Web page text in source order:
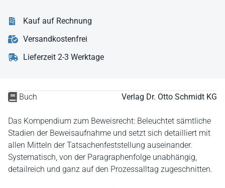
Buch Verlag Dr. Otto Schmidt KG
Das Kompendium zum Beweisrecht: Beleuchtet sämtliche
Stadien der Beweisaufnahme und setzt sich detailliert mit
allen Mitteln der Tatsachenfeststellung auseinander.
Systematisch, von der Paragraphenfolge unabhängig,
detailreich und ganz auf den Prozessalltag zugeschnitten.
Kauf auf Rechnung
Versandkostenfrei
Lieferzeit 2-3 Werktage